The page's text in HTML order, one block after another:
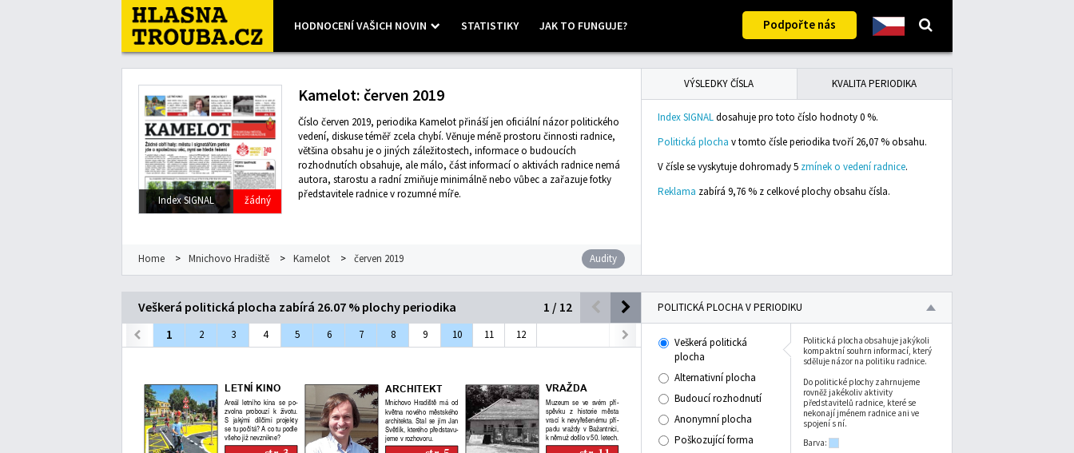
HODNOCENÍ VAŠICH NOVIN STATISTIKY JAK TO FUNGUJE? Podpořte nás
Leaflet| Map data ©OpenStreetMap contributors, Imagery © Mapbox
Index SIGNAL žádný
Kamelot: červen 2019
Číslo červen 2019, periodika Kamelot přináší jen oficiální názor politického
vedení, diskuse téměř zcela chybí. Věnuje méně prostoru činnosti radnice,
většina obsahu je o jiných záležitostech, informace o budoucích
rozhodnutích obsahuje, ale málo, část informací o aktivách radnice nemá
autora, starostu a radní zmiňuje minimálně nebo vůbec a zařazuje fotky
představitele radnice v rozumné míře.
Home > Mnichovo Hradiště > Kamelot > červen 2019 Audity
VÝSLEDKY ČÍSLA KVALITA PERIODIKA
Index SIGNALdosahuje pro toto číslo hodnoty 0 %.
Politická plocha v tomto čísle periodika tvoří 26,07 % obsahu.
V čísle se vyskytuje dohromady 5 zmínek o vedení radnice.
Reklama zabírá 9,76 % z celkové plochy obsahu čísla.
Veškerá politická plocha zabírá 26.07 % plochy periodika 1 / 12
1
2 3 4 5 6 7 8 9 10 11 12
POLITICKÁ PLOCHA V PERIODIKU
Veškerá politická
plocha
Alternativní plocha
Budoucí rozhodnutí
Anonymní plocha
Poškozující forma
Politická plocha obsahuje jakýkoli
kompaktní souhrn informací, který
sděluje názor na politiku radnice.
Do politické plochy zahrnujeme
rovněž jakékoliv aktivity
představitelů radnice, které se
nekonají jménem radnice ani ve
spojení s ní.
Barva: